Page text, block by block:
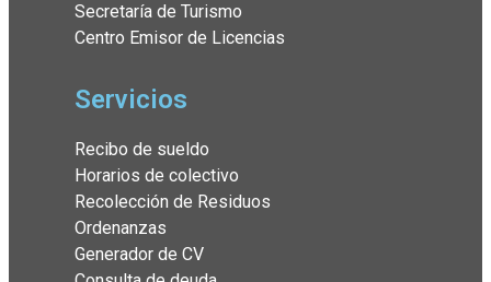
Secretaría de Turismo
Centro Emisor de Licencias
Servicios
Recibo de sueldo
Horarios de colectivo
Recolección de Residuos
Ordenanzas
Generador de CV